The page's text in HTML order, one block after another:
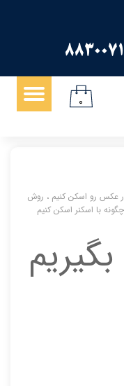
۰
عکس رو اسکن کنیم ، روش
چگونه با اسکنر اسکن کنیم